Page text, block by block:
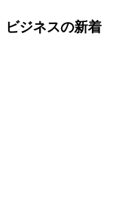
ビジネスの新着